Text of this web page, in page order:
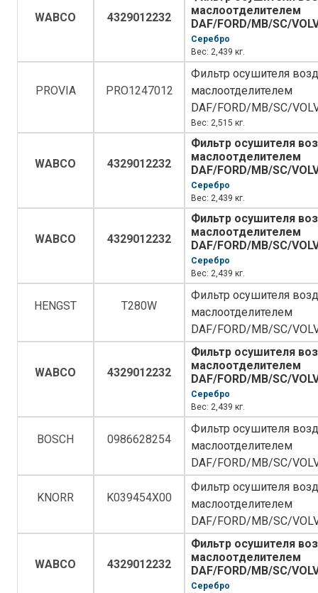
WABCO 4329012232
маслоотделителем
DAF/FORD/MB/SC/
Серебро
Вес: 2,439 кг.
PROVIA PRO1247012
Фильтр осушителя
маслоотделителем
DAF/FORD/MB/SC/
Вес: 2,515 кг.
WABCO 4329012232
Фильтр осушителя
маслоотделителем
DAF/FORD/MB/SC/
Серебро
Вес: 2,439 кг.
WABCO 4329012232
Фильтр осушителя
маслоотделителем
DAF/FORD/MB/SC/
Серебро
Вес: 2,439 кг.
HENGST T280W
Фильтр осушителя
маслоотделителем
DAF/FORD/MB/SC/
WABCO 4329012232
Фильтр осушителя
маслоотделителем
DAF/FORD/MB/SC/
Серебро
Вес: 2,439 кг.
BOSCH 0986628254
Фильтр осушителя
маслоотделителем
DAF/FORD/MB/SC/
KNORR K039454X00
Фильтр осушителя
маслоотделителем
DAF/FORD/MB/SC/
WABCO 4329012232
Фильтр осушителя
маслоотделителем
DAF/FORD/MB/SC/
Серебро